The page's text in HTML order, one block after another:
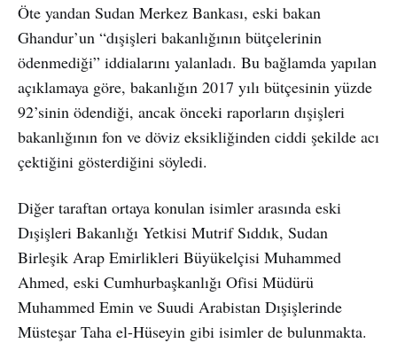
Öte yandan Sudan Merkez Bankası, eski bakan
Ghandur’un “dışişleri bakanlığının bütçelerinin
ödenmediği” iddialarını yalanladı. Bu bağlamda yapılan
açıklamaya göre, bakanlığın 2017 yılı bütçesinin yüzde
92’sinin ödendiği, ancak önceki raporların dışişleri
bakanlığının fon ve döviz eksikliğinden ciddi şekilde acı
çektiğini gösterdiğini söyledi.
Diğer taraftan ortaya konulan isimler arasında eski
Dışişleri Bakanlığı Yetkisi Mutrif Sıddık, Sudan
Birleşik Arap Emirlikleri Büyükelçisi Muhammed
Ahmed, eski Cumhurbaşkanlığı Ofisi Müdürü
Muhammed Emin ve Suudi Arabistan Dışişlerinde
Müsteşar Taha el-Hüseyin gibi isimler de bulunmakta.